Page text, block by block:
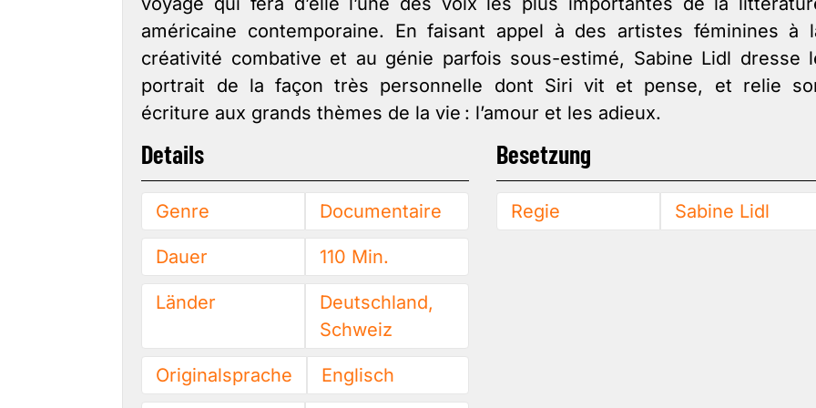
américaine contemporaine. En faisant appel à des artistes féminines à
créativité combative et au génie parfois sous-estimé, Sabine Lidl dresse
portrait de la façon très personnelle dont Siri vit et pense, et relie
écriture aux grands thèmes de la vie : l’amour et les adieux.
Details
Genre Documentaire
Dauer 110 Min.
Länder
Deutschland,
Schweiz
Originalsprache Englisch
Besetzung
Regie Sabine Lidl